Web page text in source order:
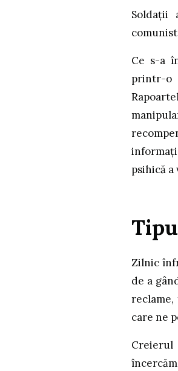
Soldații
Ce s-a
printr-o
psihică
Zilnic
de a
care ne
Creierul